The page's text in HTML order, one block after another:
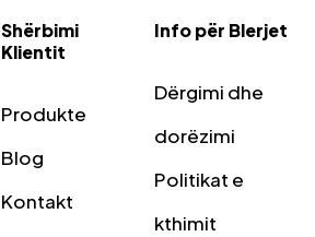
Shërbimi
Klientit
Produkte
Blog
Kontakt
Info për Blerjet
Dërgimi dhe
dorëzimi
Politikat e
kthimit